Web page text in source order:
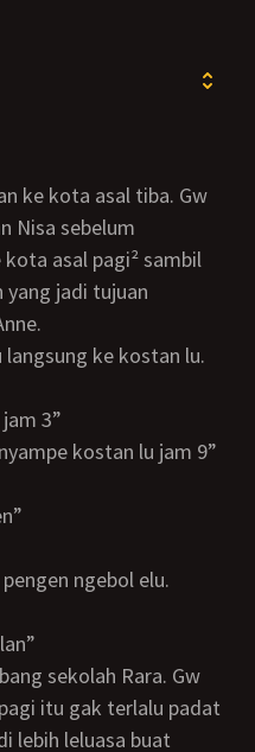
Nisa sebelum
asal pagi² sambil
yang jadi tujuan
jam 3”
kostan lu jam 9”
itu gak terlalu padat
lebih leluasa buat